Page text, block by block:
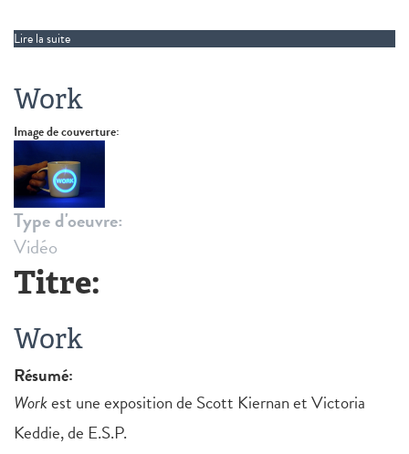
Lire la suite
Work
Image de couverture:
Type d'oeuvre:
Vidéo
Titre:
Work
Résumé:
Workest une exposition de Scott Kiernan et Victoria
Keddie, de E.S.P.